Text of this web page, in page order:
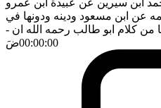
ابن سيرين عن عبيدة ابن عمرو
عن ابن مسعود ودينه ودونها في
من كلام ابو طالب رحمه الله ان -
00:00:00ضَ